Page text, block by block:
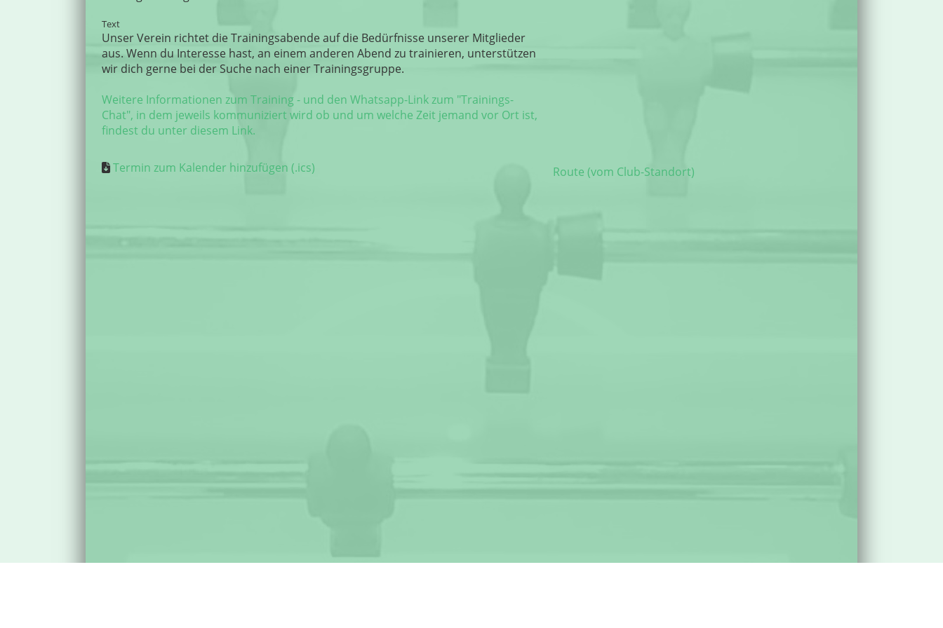
Text
Unser Verein richtet die Trainingsabende auf die Bedürfnisse unserer Mitglieder
aus. Wenn du Interesse hast, an einem anderen Abend zu trainieren, unterstützen
wir dich gerne bei der Suche nach einer Trainingsgruppe.
Weitere Informationen zum Training - und den Whatsapp-Link zum "Trainings-
Chat", in dem jeweils kommuniziert wird ob und um welche Zeit jemand vor Ort ist,
findest du unter diesem Link.
Termin zum Kalender hinzufügen (.ics) Route (vom Club-Standort)